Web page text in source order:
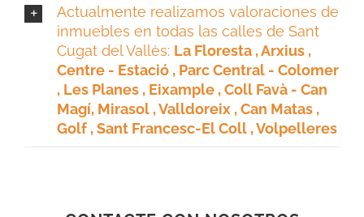
Actualmente realizamos valoraciones de
inmuebles en todas las calles de Sant
Cugat del Vallès: La Floresta , Arxius ,
Centre - Estació , Parc Central - Colomer
, Les Planes , Eixample , Coll Favà - Can
Magí, Mirasol , Valldoreix , Can Matas ,
Golf , Sant Francesc-El Coll , Volpelleres